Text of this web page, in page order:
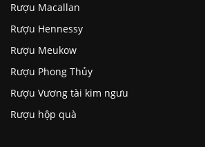
Rượu Macallan
Rượu Hennessy
Rượu Meukow
Rượu Phong Thủy
Rượu Vương tài kim ngưu
Rượu hộp quà